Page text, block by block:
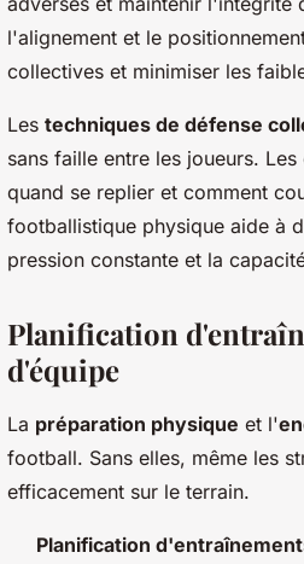
l'alignement et le
collectives et minimiser les
Les techniques de défense
sans faille entre les joueurs.
quand se replier et comment
footballistique physique aide à
pression constante et la
Planification
d'équipe
La préparation physique et l'
football. Sans elles, même les
efficacement sur le terrain.
Planification